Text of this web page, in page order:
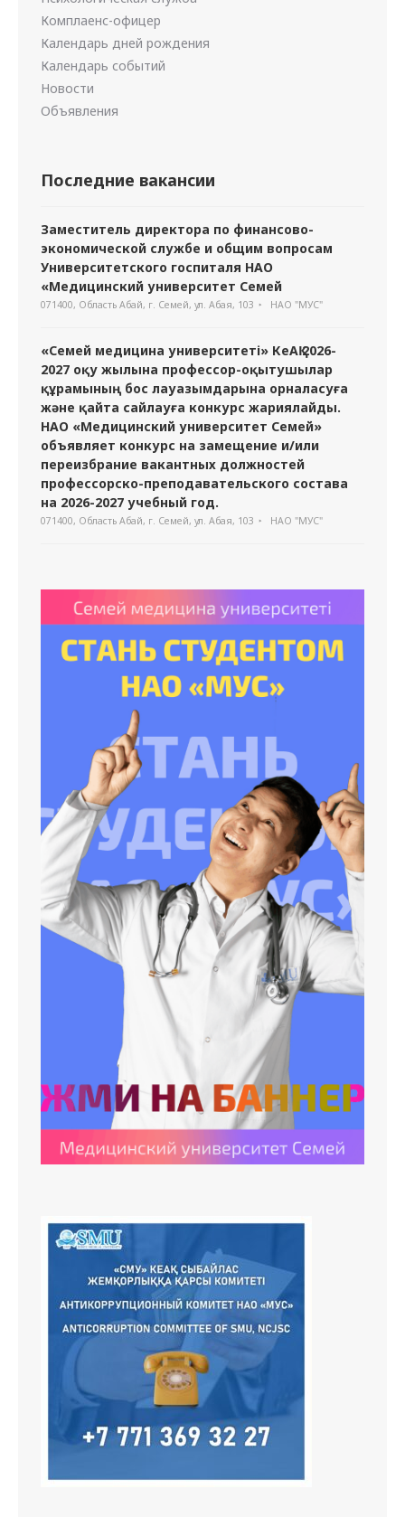
Комплаенс-офицер
Календарь дней рождения
Календарь событий
Новости
Объявления
Последние вакансии
Заместитель директора по финансово-
экономической службе и общим вопросам
Университетского госпиталя НАО
«Медицинский университет Семей
071400, Область Абай, г. Семей, ул. Абая, 103 НАО "МУС"
«Семей медицина университеті» КеАҚ 2026-
2027 оқу жылына профессор-оқытушылар
құрамының бос лауазымдарына орналасуға
және қайта сайлауға конкурс жариялайды.
НАО «Медицинский университет Семей»
объявляет конкурс на замещение и/или
переизбрание вакантных должностей
профессорско-преподавательского состава
на 2026-2027 учебный год.
071400, Область Абай, г. Семей, ул. Абая, 103 НАО "МУС"